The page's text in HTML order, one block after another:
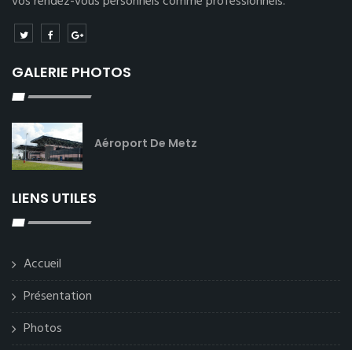
GALERIE PHOTOS
Aéroport De Metz
LIENS UTILES
Accueil
Présentation
Photos